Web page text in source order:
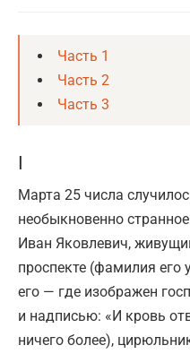
Часть 1
Часть 2
Часть 3
I
Марта 25 числа
необыкновенно
Иван Яковлевич,
проспекте (фамилия его
его — где изображен
и надписью: «И кровь
ничего более),